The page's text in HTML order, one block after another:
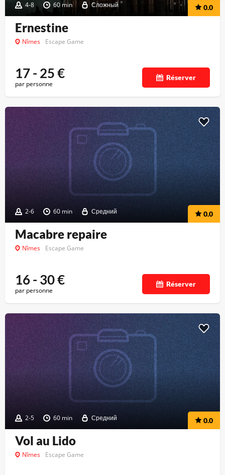
4-8 60 min Сложный 0.0
Ernestine
Nîmes Escape Game
17 - 25€
par personne
Réserver
2-6 60 min Средний 0.0
Macabre repaire
Nîmes Escape Game
16 - 30€
par personne
Réserver
2-5 60 min Средний 0.0
Vol au Lido
Nîmes Escape Game